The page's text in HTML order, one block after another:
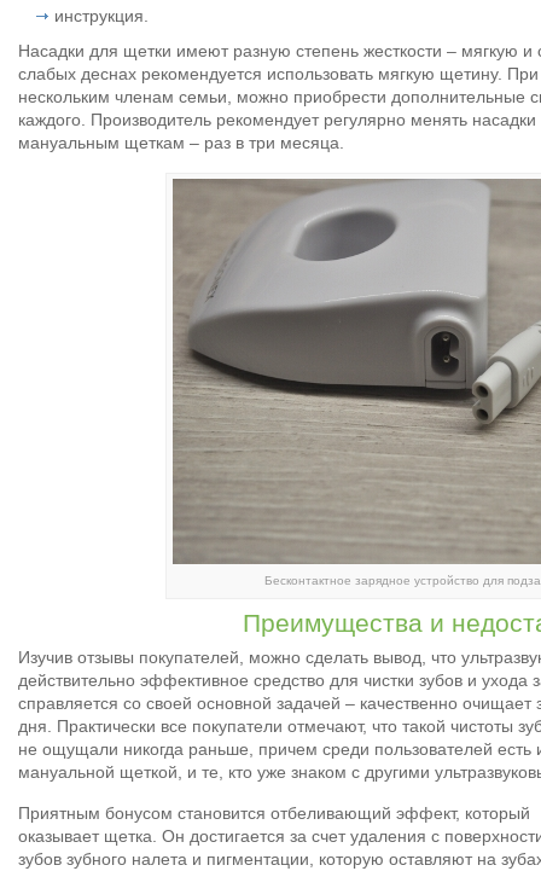
инструкция.
Насадки для щетки имеют разную степень жесткости – мягкую
слабых деснах рекомендуется использовать мягкую щетину.
нескольким членам семьи, можно приобрести дополнительные
каждого. Производитель рекомендует регулярно менять
мануальным щеткам – раз в три месяца.
Бесконтактное зарядное устройство для
Преимущества и
Изучив отзывы покупателей, можно сделать вывод, что
действительно эффективное средство для чистки зубов и
справляется со своей основной задачей – качественно
дня. Практически все покупатели отмечают, что такой чистоты
не ощущали никогда раньше, причем среди пользователей есть
мануальной щеткой, и те, кто уже знаком с другими
Приятным бонусом становится отбеливающий эффект, который
оказывает щетка. Он достигается за счет удаления с
зубов зубного налета и пигментации, которую оставляют на